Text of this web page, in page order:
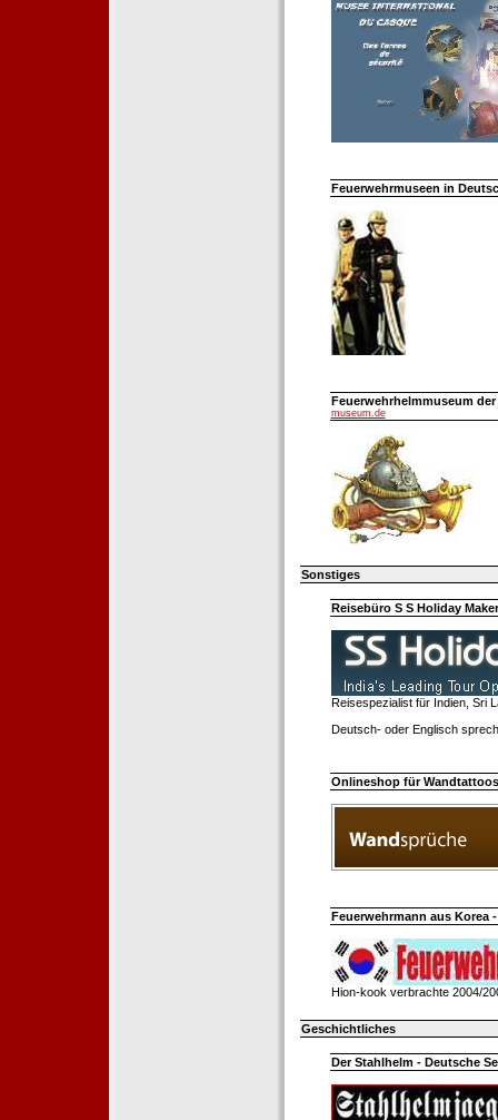
Feuerwehrmuseen in
Feuerwehrhelmmuseum
museum.de
Sonstiges
Reisebüro S S Holiday
Reisespezialist für Indien, Sri
Deutsch- oder Englisch
Onlineshop für Wandtattoos
Feuerwehrmann aus Korea
Hion-kook verbrachte 2004/
Geschichtliches
Der Stahlhelm - Deutsche